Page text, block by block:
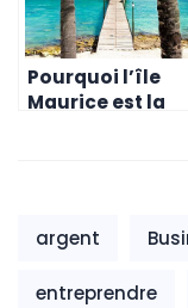
Pourquoi l’île
Maurice est la
d’entreprise
argent
entreprendre